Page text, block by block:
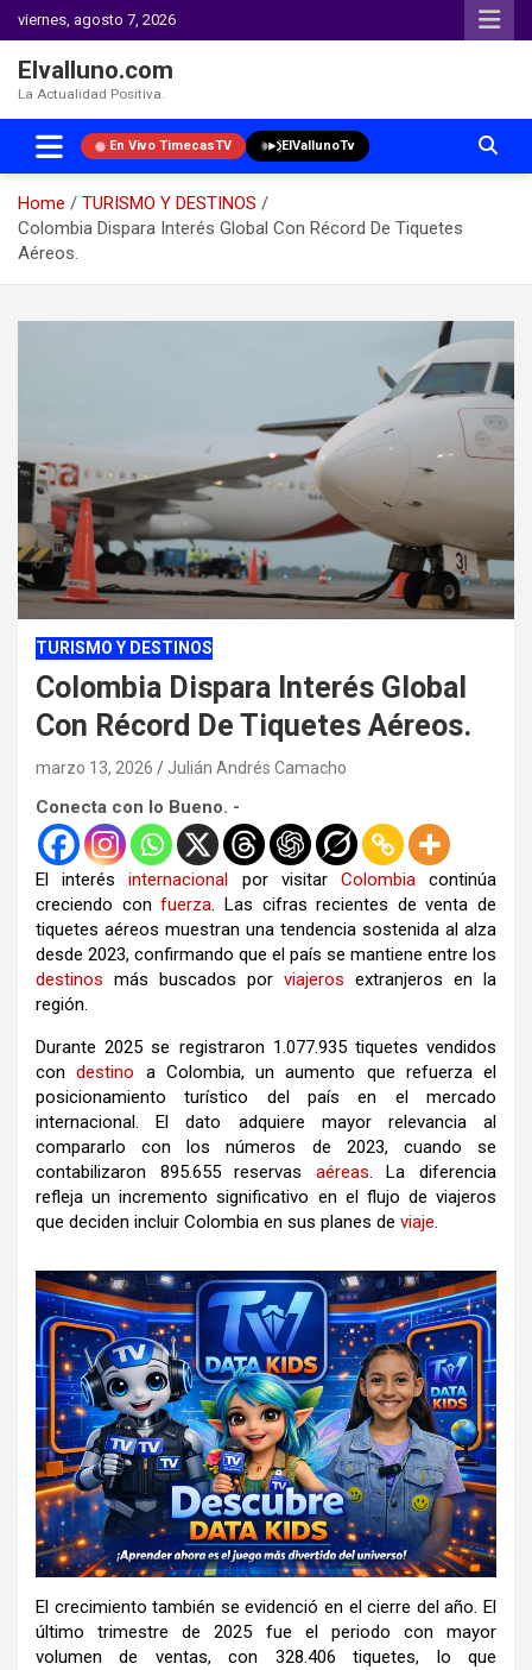
viernes, agosto 7, 2026
Elvalluno.com
La Actualidad Positiva.
En Vivo TimecasTV ElVallunoTv
Home
TURISMO Y DESTINOS
Colombia Dispara Interés Global Con Récord De Tiquetes
Aéreos.
TURISMO Y DESTINOS
Colombia Dispara Interés Global
Con Récord De Tiquetes Aéreos.
marzo 13, 2026 Julián Andrés Camacho
Conecta con lo Bueno. -
El interésinternacional por visitar Colombiacontinúa
creciendo confuerza. Las cifras recientes de venta de
tiquetes aéreos muestran una tendencia sostenida al alza
desde 2023, confirmando que el país se mantiene entre los
destinos más buscados por viajeros extranjeros en la
región.
Durante 2025 se registraron 1.077.935 tiquetes vendidos
condestino a Colombia, un aumento que refuerza el
posicionamiento turístico del país en el mercado
internacional. El dato adquiere mayor relevancia al
compararlo con los números de 2023, cuando se
contabilizaron 895.655 reservas aéreas. La diferencia
refleja un incremento significativo en el flujo de viajeros
que deciden incluir Colombia en sus planes de viaje.
El crecimiento también se evidenció en el cierre del año. El
último trimestre de 2025 fue el periodo con mayor
volumen de ventas, con 328.406 tiquetes, lo que